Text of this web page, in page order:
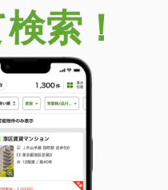
索！